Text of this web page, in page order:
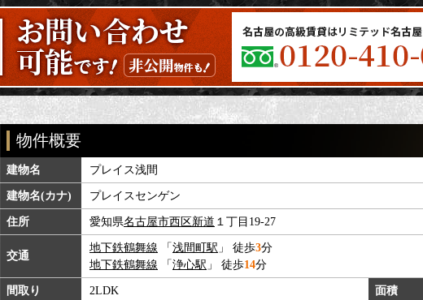
物件概要
建物名 プレイス浅間
建物名(カナ) プレイスセンゲン
住所 愛知県名古屋市西区 新道 １丁目19-27
交通
地下鉄鶴舞線 「 浅間町駅 」 徒歩3分
地下鉄鶴舞線 「 浄心駅 」 徒歩14分
間取り 2LDK 面積